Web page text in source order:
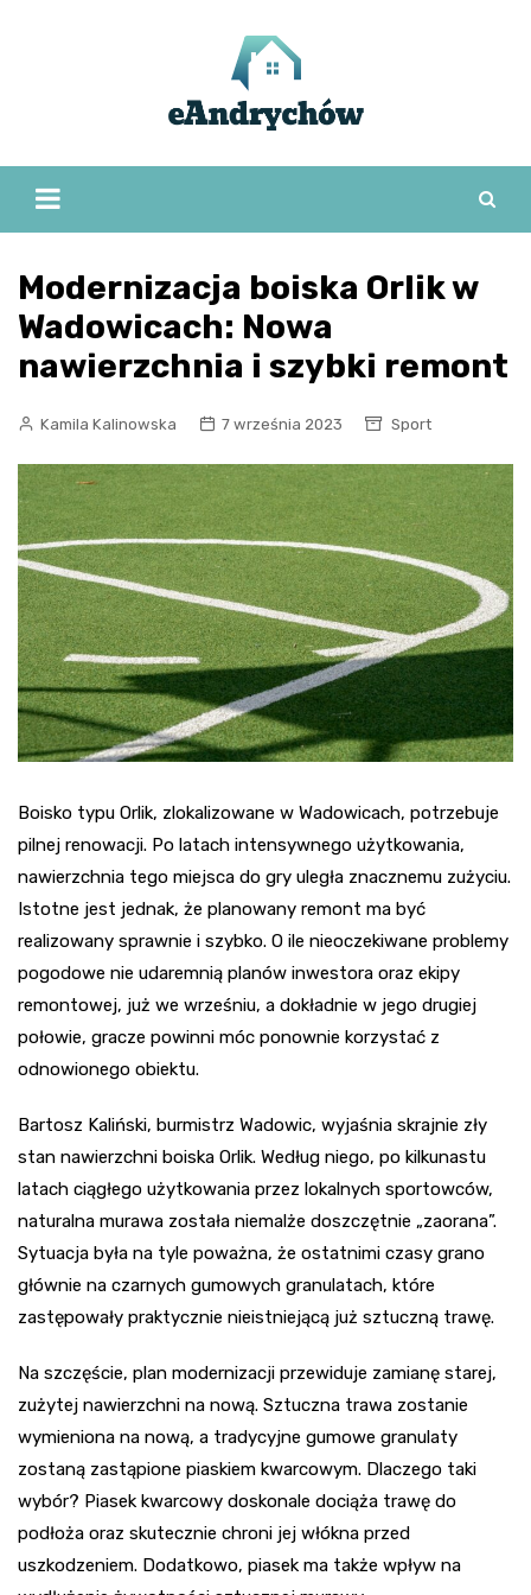
Modernizacja boiska Orlik w
Wadowicach: Nowa
nawierzchnia i szybki remont
Kamila Kalinowska 7 września 2023 Sport
Boisko typu Orlik, zlokalizowane w Wadowicach, potrzebuje
pilnej renowacji. Po latach intensywnego użytkowania,
nawierzchnia tego miejsca do gry uległa znacznemu zużyciu.
Istotne jest jednak, że planowany remont ma być
realizowany sprawnie i szybko. O ile nieoczekiwane problemy
pogodowe nie udaremnią planów inwestora oraz ekipy
remontowej, już we wrześniu, a dokładnie w jego drugiej
połowie, gracze powinni móc ponownie korzystać z
odnowionego obiektu.
Bartosz Kaliński, burmistrz Wadowic, wyjaśnia skrajnie zły
stan nawierzchni boiska Orlik. Według niego, po kilkunastu
latach ciągłego użytkowania przez lokalnych sportowców,
naturalna murawa została niemalże doszczętnie „zaorana”.
Sytuacja była na tyle poważna, że ostatnimi czasy grano
głównie na czarnych gumowych granulatach, które
zastępowały praktycznie nieistniejącą już sztuczną trawę.
Na szczęście, plan modernizacji przewiduje zamianę starej,
zużytej nawierzchni na nową. Sztuczna trawa zostanie
wymieniona na nową, a tradycyjne gumowe granulaty
zostaną zastąpione piaskiem kwarcowym. Dlaczego taki
wybór? Piasek kwarcowy doskonale dociąża trawę do
podłoża oraz skutecznie chroni jej włókna przed
uszkodzeniem. Dodatkowo, piasek ma także wpływ na